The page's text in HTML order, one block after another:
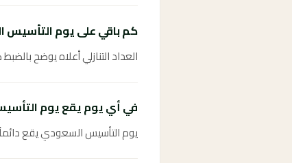
كم باقي على يوم
العداد التنازلي أعلاه يوضح بالضبط كم
في أي يوم يقع يوم التأسيس
يوم التأسيس السعودي يقع